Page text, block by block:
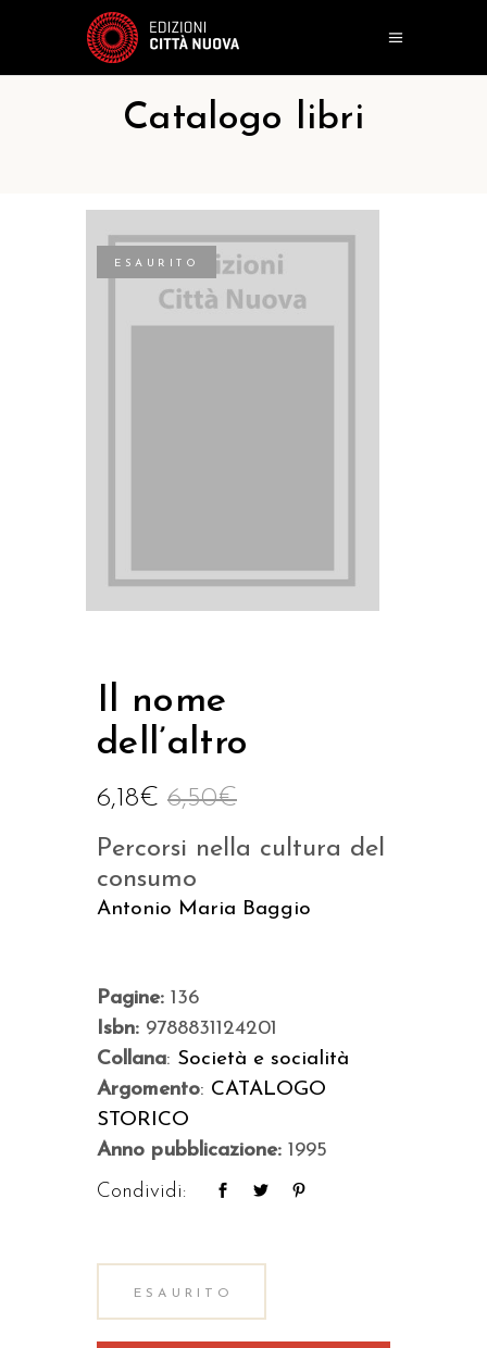
Catalogo libri
ESAURITO
Il nome
dell’altro
6,50€
6,18€
Percorsi nella cultura del
consumo
Antonio Maria Baggio
Pagine: 136
Isbn: 9788831124201
Collana: Società e socialità
Argomento: CATALOGO
STORICO
Anno pubblicazione: 1995
Condividi:
ESAURITO